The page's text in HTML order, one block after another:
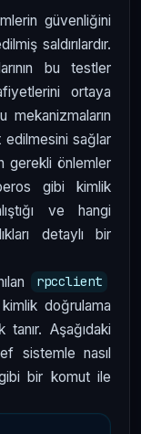
güvenliğini
saldırılardır.
bu testler
ortaya
mekanizmaların
edilmesini sağlar
gerekli önlemler
gibi kimlik
ve hangi
detaylı bir
rpcclient
doğrulama
Aşağıdaki
sistemle nasıl
bir komut ile